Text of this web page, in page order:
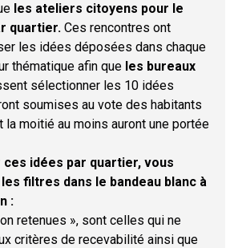
les ateliers citoyens pour le
quartier. Ces rencontres ont
les idées déposées dans chaque
thématique afin que les bureaux
sélectionner les 10 idées
soumises au vote des habitants
la moitié au moins auront une portée
idées par quartier, vous
filtres dans le bandeau blanc à
:
retenues », sont celles qui ne
critères de recevabilité ainsi que